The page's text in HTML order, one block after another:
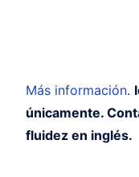
Más información.
únicamente.
fluidez en inglés.